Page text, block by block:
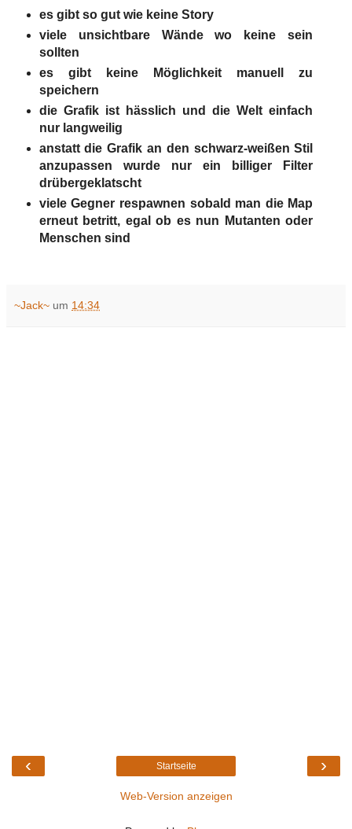
es gibt so gut wie keine Story
viele unsichtbare Wände wo keine sein
sollten
es gibt keine Möglichkeit manuell zu
speichern
die Grafik ist hässlich und die Welt einfach
nur langweilig
anstatt die Grafik an den schwarz-weißen Stil
anzupassen wurde nur ein billiger Filter
drübergeklatscht
viele Gegner respawnen sobald man die Map
erneut betritt, egal ob es nun Mutanten oder
Menschen sind
~Jack~ um 14:34
‹ ›
Startseite
Web-Version anzeigen